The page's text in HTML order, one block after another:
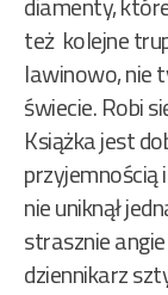
też kolejne
lawinowo, nie
świecie. Robi
Książka jest
przyjemnością
nie uniknął
strasznie
dziennikarz